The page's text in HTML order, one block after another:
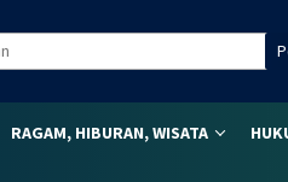
RAGAM, HIBURAN, WISATA